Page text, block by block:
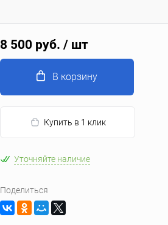
8 500 руб. / шт
В корзину
Купить в 1 клик
Уточняйте наличие
Поделиться